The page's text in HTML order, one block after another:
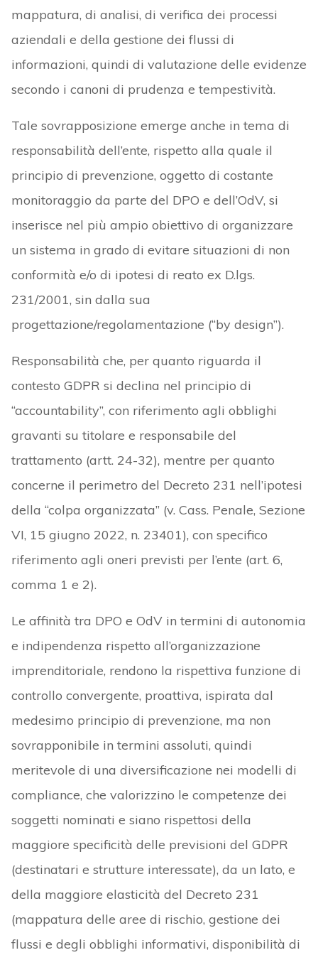
mappatura, di analisi, di verifica dei processi
aziendali e della gestione dei flussi di
informazioni, quindi di valutazione delle evidenze
secondo i canoni di prudenza e tempestività.
Tale sovrapposizione emerge anche in tema di
responsabilità dell’ente, rispetto alla quale il
principio di prevenzione, oggetto di costante
monitoraggio da parte del DPO e dell’OdV, si
inserisce nel più ampio obiettivo di organizzare
un sistema in grado di evitare situazioni di non
conformità e/o di ipotesi di reato ex D.lgs.
231/2001, sin dalla sua
progettazione/regolamentazione (“by design”).
Responsabilità che, per quanto riguarda il
contesto GDPR si declina nel principio di
“accountability”, con riferimento agli obblighi
gravanti su titolare e responsabile del
trattamento (artt. 24-32), mentre per quanto
concerne il perimetro del Decreto 231 nell’ipotesi
della “colpa organizzata” (v. Cass. Penale, Sezione
VI, 15 giugno 2022, n. 23401), con specifico
riferimento agli oneri previsti per l’ente (art. 6,
comma 1 e 2).
Le affinità tra DPO e OdV in termini di autonomia
e indipendenza rispetto all’organizzazione
imprenditoriale, rendono la rispettiva funzione di
controllo convergente, proattiva, ispirata dal
medesimo principio di prevenzione, ma non
sovrapponibile in termini assoluti, quindi
meritevole di una diversificazione nei modelli di
compliance, che valorizzino le competenze dei
soggetti nominati e siano rispettosi della
maggiore specificità delle previsioni del GDPR
(destinatari e strutture interessate), da un lato, e
della maggiore elasticità del Decreto 231
(mappatura delle aree di rischio, gestione dei
flussi e degli obblighi informativi, disponibilità di